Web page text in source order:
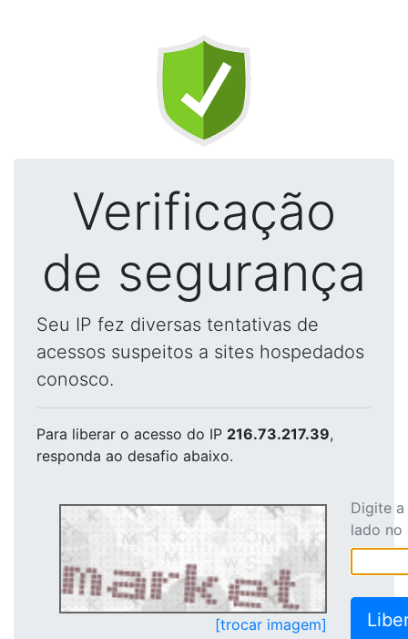
Verificação
de segurança
Seu IP fez diversas tentativas de
acessos suspeitos a sites hospedados
conosco.
Para liberar o acesso do IP 216.73.217.39,
responda ao desafio abaixo.
[trocar imagem]
Digite
lado no